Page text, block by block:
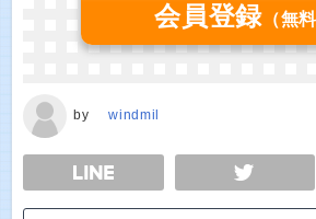
会員登録 （無料
by windmil
TWEET